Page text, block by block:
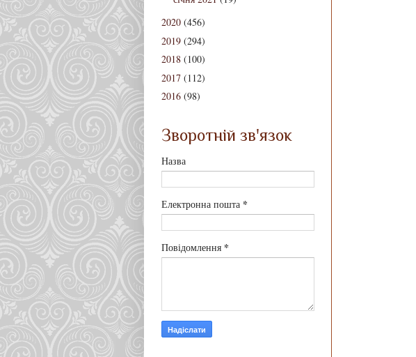
2020 (456)
2019 (294)
2018 (100)
2017 (112)
2016 (98)
Зворотній зв'язок
Назва
Електронна пошта *
Повідомлення *